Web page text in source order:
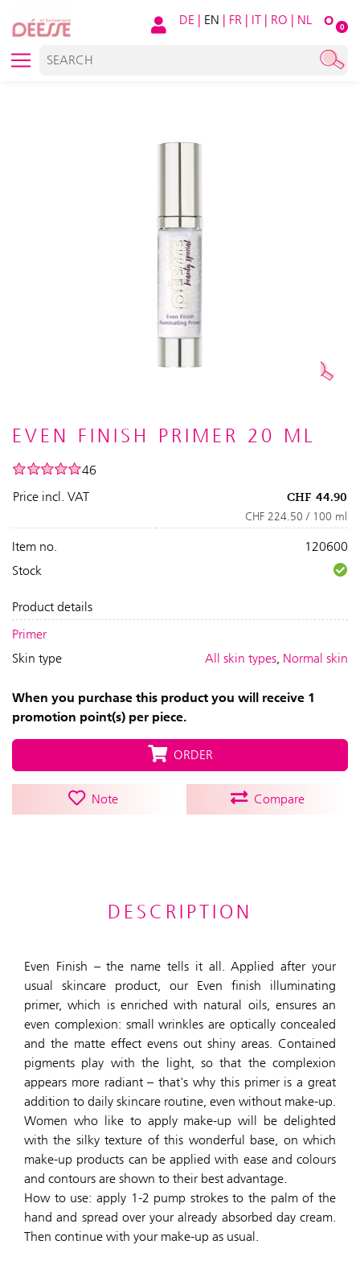
O 0
DE | EN | FR | IT | RO | NL
EVEN FINISH PRIMER 20 ML
46
Price incl. VAT
CHF 44.90
CHF 224.50 / 100 ml
Item no.
120600
Stock
Product details
Primer
Skin type
All skin types, Normal skin
When you purchase this product you will receive 1
promotion point(s) per piece.
ORDER
Note Compare
DESCRIPTION
Even Finish – the name tells it all. Applied after your
usual skincare product, our Even finish illuminating
primer, which is enriched with natural oils, ensures an
even complexion: small wrinkles are optically concealed
and the matte effect evens out shiny areas. Contained
pigments play with the light, so that the complexion
appears more radiant – that's why this primer is a great
addition to daily skincare routine, even without make-up.
Women who like to apply make-up will be delighted
with the silky texture of this wonderful base, on which
make-up products can be applied with ease and colours
and contours are shown to their best advantage.
How to use: apply 1-2 pump strokes to the palm of the
hand and spread over your already absorbed day cream.
Then continue with your make-up as usual.